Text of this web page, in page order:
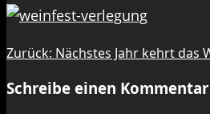
Beitragsnavigation
Zurück: Nächstes Jahr kehrt das
Schreibe einen Kommentar